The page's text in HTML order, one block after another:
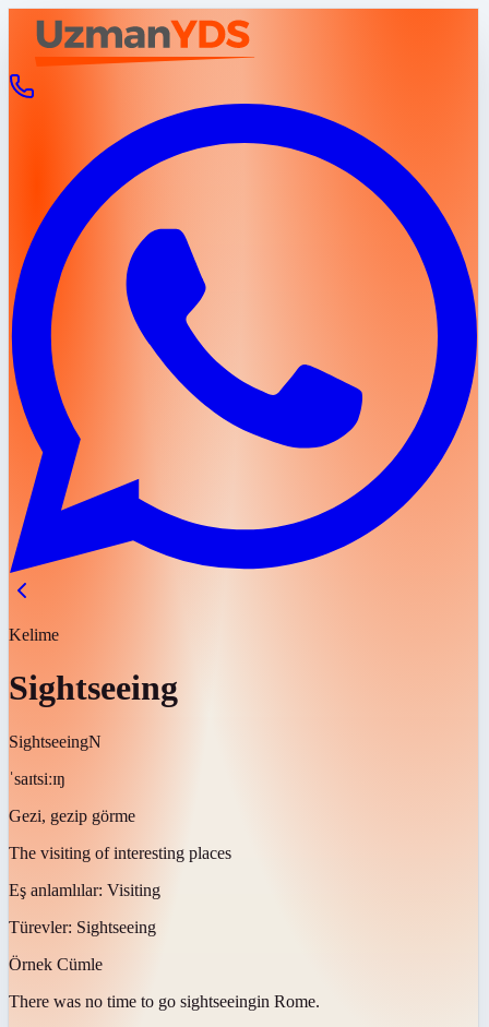
Kelime
Sightseeing
SightseeingN
ˈsaɪtsiːɪŋ
Gezi, gezip görme
The visiting of interesting places
Eş anlamlılar: Visiting
Türevler: Sightseeing
Örnek Cümle
There was no time to go sightseeingin Rome.